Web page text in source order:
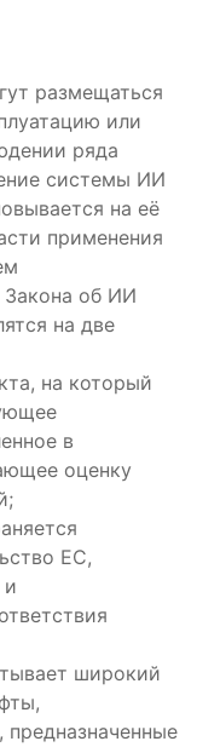
размещаться
или
ряда
системы ИИ
на её
применения
Закона об ИИ
на две
на который
в
оценку
ЕС,
и
широкий